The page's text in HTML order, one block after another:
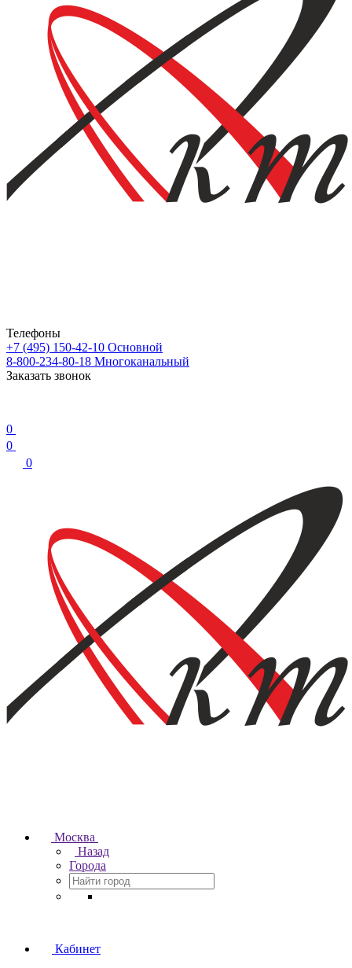
Телефоны
+7 (495) 150-42-10 Основной
8-800-234-80-18 Многоканальный
Заказать звонок
0
0
0
Москва
Назад
Города
Кабинет